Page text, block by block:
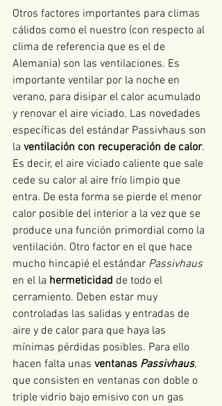
Otros factores importantes para climas
cálidos como el nuestro (con respecto al
clima de referencia que es el de
Alemania) son las ventilaciones. Es
importante ventilar por la noche en
verano, para disipar el calor acumulado
y renovar el aire viciado. Las novedades
específicas del estándar Passivhaus son
la ventilación con recuperación de calor.
Es decir, el aire viciado caliente que sale
cede su calor al aire frío limpio que
entra. De esta forma se pierde el menor
calor posible del interior a la vez que se
produce una función primordial como la
ventilación. Otro factor en el que hace
mucho hincapié el estándar Passivhaus
en el la hermeticidad de todo el
cerramiento. Deben estar muy
controladas las salidas y entradas de
aire y de calor para que haya las
mínimas pérdidas posibles. Para ello
hacen falta unas ventanas Passivhaus,
que consisten en ventanas con doble o
triple vidrio bajo emisivo con un gas